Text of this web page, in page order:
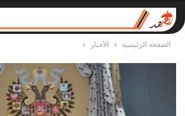
الصفحة الرئيسية الأخبار